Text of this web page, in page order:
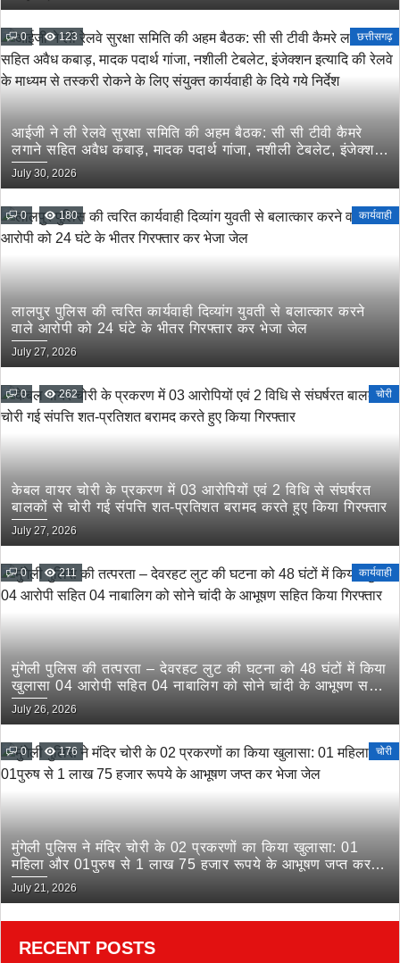
0 123 छत्तीसगढ़
आईजी ने ली रेलवे सुरक्षा समिति की अहम बैठक: सी सी टीवी कैमरे
लगाने सहित अवैध कबाड़, मादक पदार्थ गांजा, नशीली टेबलेट, इंजेक्शन
इत्यादि की रेलवे के माध्यम से तस्करी रोकने के लिए संयुक्त कार्यवाही
के दिये गये निर्देश
July 30, 2026
0 180 कार्यवाही
लालपुर पुलिस की त्वरित कार्यवाही दिव्यांग युवती से बलात्कार करने
वाले आरोपी को 24 घंटे के भीतर गिरफ्तार कर भेजा जेल
July 27, 2026
0 262 चोरी
केबल वायर चोरी के प्रकरण में 03 आरोपियों एवं 2 विधि से संघर्षरत
बालकों से चोरी गई संपत्ति शत-प्रतिशत बरामद करते हुए किया गिरफ्तार
July 27, 2026
0 211 कार्यवाही
मुंगेली पुलिस की तत्परता – देवरहट लुट की घटना को 48 घंटों में किया
खुलासा 04 आरोपी सहित 04 नाबालिग को सोने चांदी के आभूषण सहित
किया गिरफ्तार
July 26, 2026
0 176 चोरी
मुंगेली पुलिस ने मंदिर चोरी के 02 प्रकरणों का किया खुलासा: 01
महिला और 01पुरुष से 1 लाख 75 हजार रूपये के आभूषण जप्त कर
भेजा जेल
July 21, 2026
RECENT POSTS